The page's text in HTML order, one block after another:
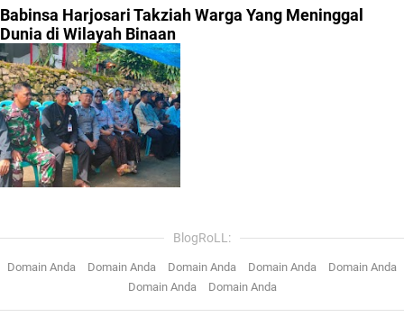
Babinsa Harjosari Takziah Warga Yang Meninggal
Dunia di Wilayah Binaan
BlogRoLL:
Domain Anda Domain Anda Domain Anda Domain Anda
Domain Anda
Domain Anda
Domain Anda